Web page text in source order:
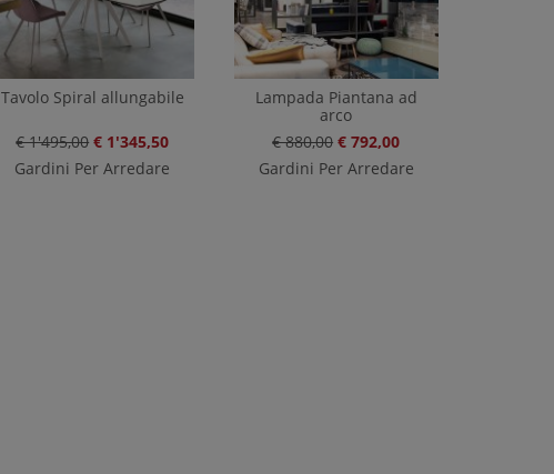
Tavolo Spiral allungabile
€ 1'495,00 € 1'345,50
Gardini Per Arredare
Lampada Piantana ad
arco
€ 880,00 € 792,00
Gardini Per Arredare